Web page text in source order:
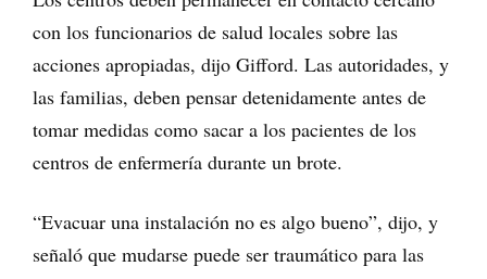
con los funcionarios de salud locales sobre las
acciones apropiadas, dijo Gifford. Las autoridades, y
las familias, deben pensar detenidamente antes de
tomar medidas como sacar a los pacientes de los
centros de enfermería durante un brote.
“Evacuar una instalación no es algo bueno”, dijo, y
señaló que mudarse puede ser traumático para las